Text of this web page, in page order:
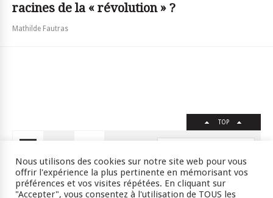
racines de la « révolution » ?
Mathilde Fautras
TOP
Crédits RSS Plan du site
Nous utilisons des cookies sur notre site web pour vous
offrir l'expérience la plus pertinente en mémorisant vos
préférences et vos visites répétées. En cliquant sur
"Accepter", vous consentez à l'utilisation de TOUS les